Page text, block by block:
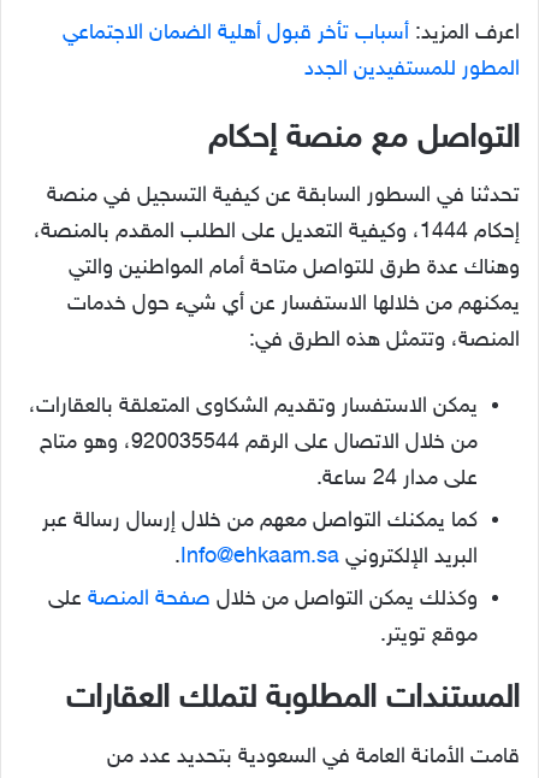
اعرف المزيد: أسباب تأخر قبول أهلية الضمان الاجتماعي
المطور للمستفيدين الجدد
التواصل مع منصة إحكام
تحدثنا في السطور السابقة عن كيفية التسجيل في منصة
إحكام 1444، وكيفية التعديل على الطلب المقدم بالمنصة،
وهناك عدة طرق للتواصل متاحة أمام المواطنين والتي
يمكنهم من خلالها الاستفسار عن أي شيء حول خدمات
المنصة، وتتمثل هذه الطرق في:
يمكن الاستفسار وتقديم الشكاوى المتعلقة بالعقارات،
من خلال الاتصال على الرقم 920035544، وهو متاح
على مدار 24 ساعة.
كما يمكنك التواصل معهم من خلال إرسال رسالة عبر
البريد الإلكتروني Info@ehkaam.sa
.
وكذلك يمكن التواصل من خلال صفحة المنصة على
موقع تويتر.
المستندات المطلوبة لتملك العقارات
قامت الأمانة العامة في السعودية بتحديد عدد من